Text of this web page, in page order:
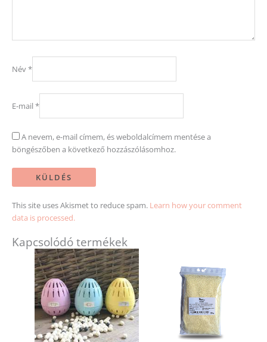
Név*
E-mail *
A nevem, e-mail címem, és weboldalcímem mentése a
böngészőben a következő hozzászólásomhoz.
This site uses Akismet to reduce spam. Learn how your comment
data is processed.
Kapcsolódó termékek